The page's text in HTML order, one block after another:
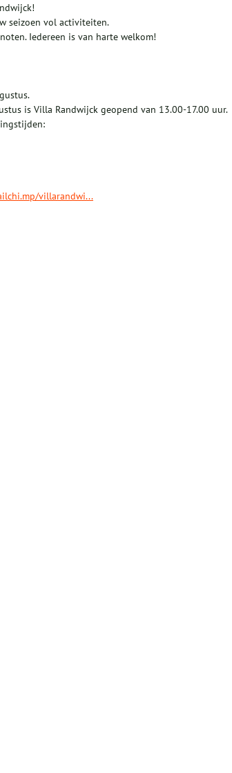
seizoen vol activiteiten.
Iedereen is van harte welkom!
is Villa Randwijck geopend van 13.00-17.00 uur.
villarandwi...